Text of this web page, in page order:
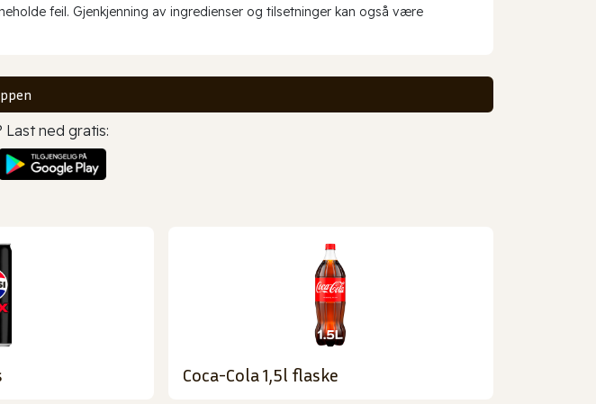
feil. Gjenkjenning av ingredienser og tilsetninger kan også være
Last ned gratis:
Coca-Cola 1,5l flaske